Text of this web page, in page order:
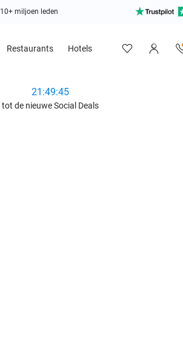
10+ miljoen leden
Restaurants Hotels
21:49:43
tot de nieuwe Social Deals